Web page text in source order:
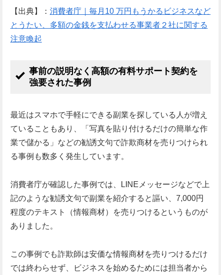
【出典】： 消費者庁｜毎月10 万円もうかるビジネスなど
とうたい、多額の金銭を支払わせる事業者２社に関する
注意喚起
事前の説明なく高額の有料サポート契約を
強要された事例
最近はスマホで手軽にできる副業を探している人が増え
ていることもあり、「写真を貼り付けるだけの簡単な作
業で儲かる」などの勧誘文句で詐欺商材を売りつけられ
る事例も数多く発生しています。
消費者庁が確認した事例では、LINEメッセージなどで上
記のような勧誘文句で副業を紹介すると謳い、7,000円
程度のテキスト（情報商材）を売りつけるというものが
ありました。
この事例でも詐欺師は安価な情報商材を売りつけるだけ
では終わらせず、ビジネスを始めるためには担当者から